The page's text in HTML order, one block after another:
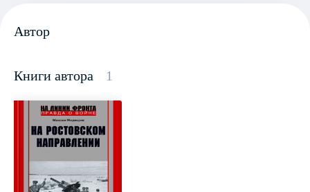
Автор
Книги автора 1